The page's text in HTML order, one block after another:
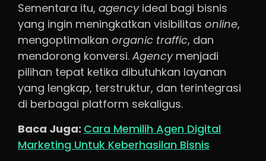
Sementara itu, agencyideal bagi bisnis
yang ingin meningkatkan visibilitas online,
mengoptimalkan organic traffic, dan
mendorong konversi. Agencymenjadi
pilihan tepat ketika dibutuhkan layanan
yang lengkap, terstruktur, dan terintegrasi
di berbagai platform sekaligus.
Baca Juga: Cara Memilih Agen Digital
Marketing Untuk Keberhasilan Bisnis